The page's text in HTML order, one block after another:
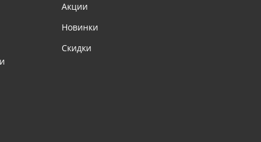
Акции
Новинки
Скидки